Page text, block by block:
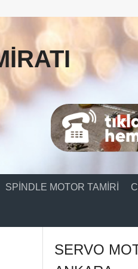
SPINDLE MOTOR TAMIRI
SERVO